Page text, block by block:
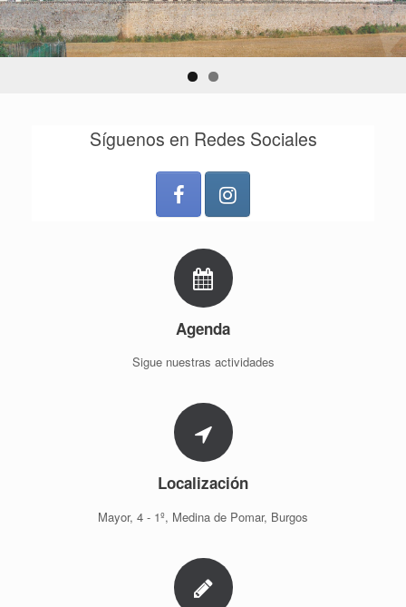
Síguenos en Redes Sociales
Agenda
Sigue nuestras actividades
Localización
Mayor, 4 - 1º, Medina de Pomar, Burgos